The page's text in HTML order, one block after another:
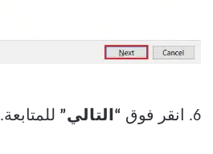
6. انقر فوق “التالي” للمتابعة.